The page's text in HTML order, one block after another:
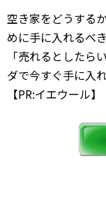
空き家をどうする
めに手に入れるべ
「売れるとしたら
ダで今すぐ手に入
【PR:イエウール】